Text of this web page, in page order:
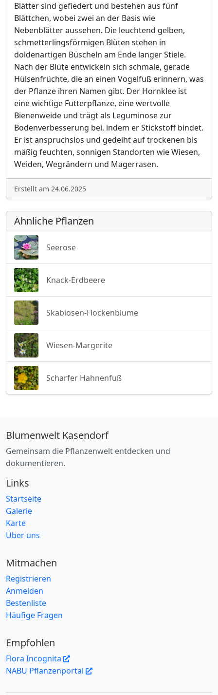
Blätter sind gefiedert und bestehen aus fünf
Blättchen, wobei zwei an der Basis wie
Nebenblätter aussehen. Die leuchtend gelben,
schmetterlingsförmigen Blüten stehen in
doldenartigen Büscheln am Ende langer Stiele.
Nach der Blüte entwickeln sich schmale, gerade
Hülsenfrüchte, die an einen Vogelfuß erinnern, was
der Pflanze ihren Namen gibt. Der Hornklee ist
eine wichtige Futterpflanze, eine wertvolle
Bienenweide und trägt als Leguminose zur
Bodenverbesserung bei, indem er Stickstoff bindet.
Er ist anspruchslos und gedeiht auf trockenen bis
mäßig feuchten, sonnigen Standorten wie Wiesen,
Weiden, Wegrändern und Magerrasen.
Erstellt am 24.06.2025
Ähnliche Pflanzen
Seerose
Knack-Erdbeere
Skabiosen-Flockenblume
Wiesen-Margerite
Scharfer Hahnenfuß
Blumenwelt Kasendorf
Gemeinsam die Pflanzenwelt entdecken und
dokumentieren.
Links
Startseite
Galerie
Karte
Über uns
Mitmachen
Registrieren
Anmelden
Bestenliste
Häufige Fragen
Empfohlen
Flora Incognita
NABU Pflanzenportal